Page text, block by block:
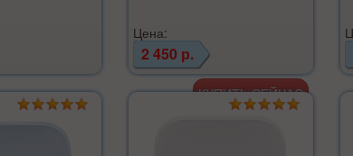
Цена:
2 450 р.